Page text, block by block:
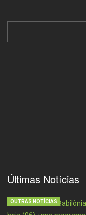
Últimas Notícias
OUTRAS NOTÍCIAS